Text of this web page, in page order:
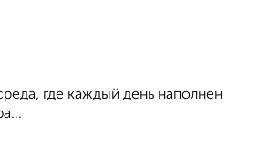
где каждый день наполнен